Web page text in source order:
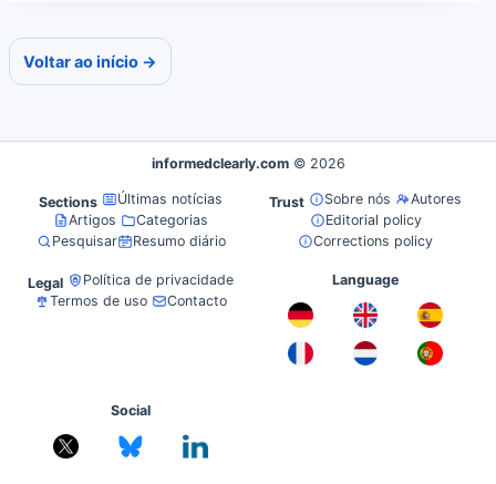
Voltar ao início →
informedclearly.com © 2026
Sections
Últimas notícias
Artigos
Categorias
Pesquisar
Resumo diário
Trust Sobre nós
Autores
Editorial policy
Corrections policy
Legal
Política de privacidade
Termos de uso
Contacto
Language
Social